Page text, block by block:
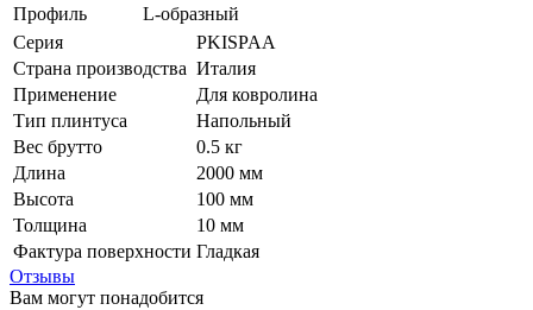
Профиль
L-образный
Серия
PKISPAA
Страна производства Италия
Применение
Для ковролина
Тип плинтуса
Напольный
Вес брутто
0.5 кг
Длина
2000 мм
Высота
100 мм
Толщина
10 мм
Фактура поверхности Гладкая
Отзывы
Вам могут понадобится